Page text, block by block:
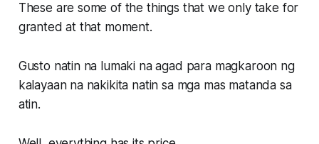
These are some of the things that we only take for
granted at that moment.
Gusto natin na lumaki na agad para magkaroon ng
kalayaan na nakikita natin sa mga mas matanda sa
atin.